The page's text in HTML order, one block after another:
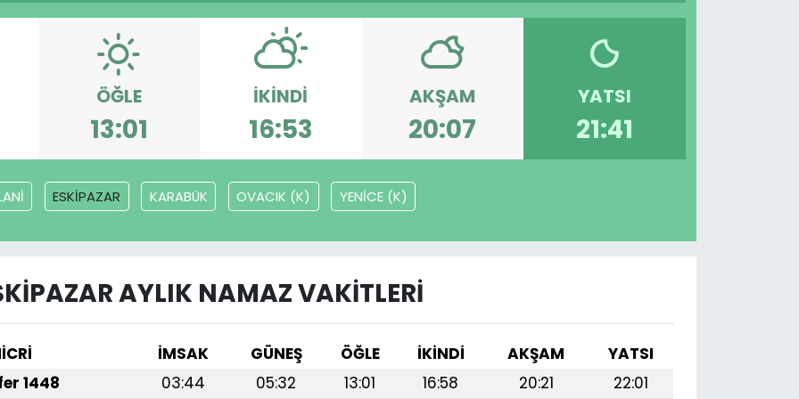
ÖĞLE
13:01
İKINDI
16:53
AKŞAM
20:07
YATSI
21:41
ESKİPAZAR KARABÜK OVACIK (K) YENİCE (K)
AYLIK NAMAZ VAKITLERI
İMSAK GÜNEŞ ÖĞLE İKINDI AKŞAM
YATSI
1448 03:44 05:32 13:01 16:58 20:21
22:01